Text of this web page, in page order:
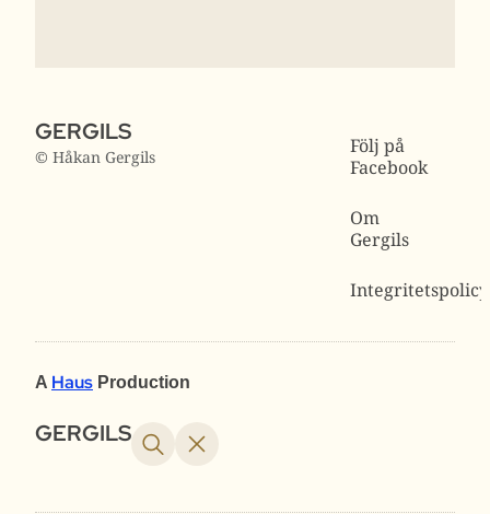
GERGILS
© Håkan Gergils
Följ på
Facebook
Om
Gergils
Integritetspolicy
A Haus Production
GERGILS